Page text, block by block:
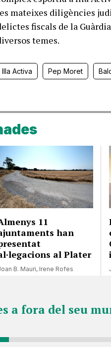
mateixes diligències
fiscals de la
temes.
Illa Activa Pep Moret
11
han
al Plater
B. Mauri, Irene Rofes
a fora del seu